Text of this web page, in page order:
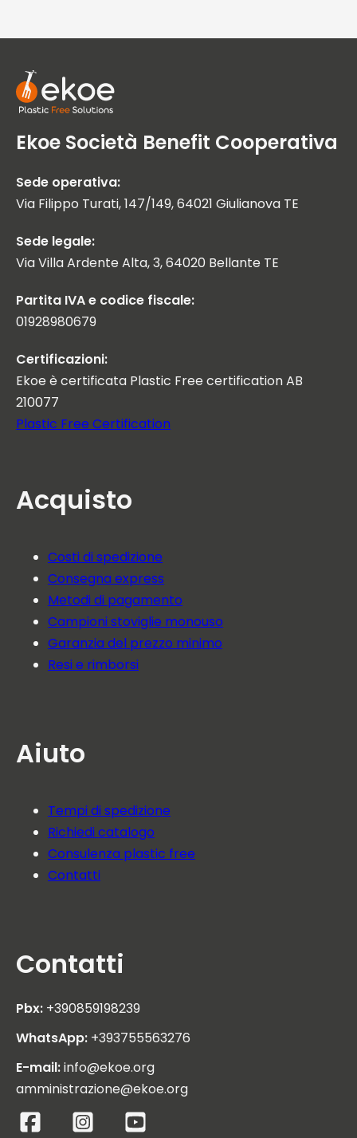
Ekoe Società Benefit Cooperativa
Sede operativa:
Via Filippo Turati, 147/149, 64021 Giulianova TE
Sede legale:
Via Villa Ardente Alta, 3, 64020 Bellante TE
Partita IVA e codice fiscale:
01928980679
Certificazioni:
Ekoe è certificata Plastic Free certification AB
210077
Plastic Free Certification
Acquisto
Costi di spedizione
Consegna express
Metodi di pagamento
Campioni stoviglie monouso
Garanzia del prezzo minimo
Resi e rimborsi
Aiuto
Tempi di spedizione
Richiedi catalogo
Consulenza plastic free
Contatti
Contatti
Pbx: +390859198239
WhatsApp: +393755563276
E-mail:info@ekoe.org
amministrazione@ekoe.org